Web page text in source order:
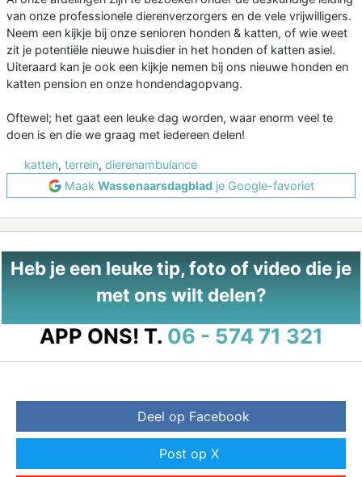
van onze professionele dierenverzorgers en de vele vrijwilligers.
Neem een kijkje bij onze senioren honden & katten, of wie weet
zit je potentiële nieuwe huisdier in het honden of katten asiel.
Uiteraard kan je ook een kijkje nemen bij ons nieuwe honden en
katten pension en onze hondendagopvang.
Oftewel; het gaat een leuke dag worden, waar enorm veel te
doen is en die we graag met iedereen delen!
katten, terrein, dierenambulance
Maak Wassenaarsdagbladje Google-favoriet
Heb je een leuke tip, foto of video die je
met ons wilt delen?
APP ONS! T. 06 - 574 71 321
Deel op Facebook
Post op X